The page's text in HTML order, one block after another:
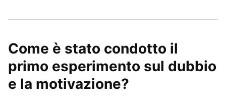
Come è stato condotto il
primo esperimento sul dubbio
e la motivazione?